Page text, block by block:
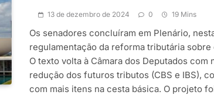
13 de dezembro de 2024 0 19 Mins
Os senadores concluíram em Plenário,
regulamentação da reforma tributária
O texto volta à Câmara dos Deputados com
redução dos futuros tributos (CBS e IBS),
com mais itens na cesta básica. O projeto